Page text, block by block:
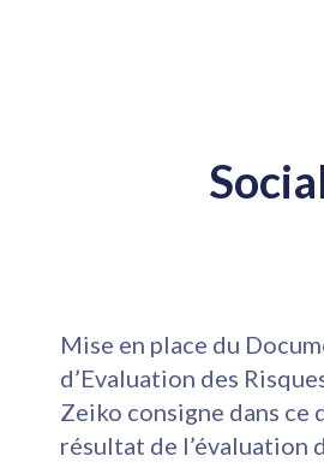
Mise en place du
d’Evaluation des
Zeiko consigne dans ce
résultat de l’évaluation